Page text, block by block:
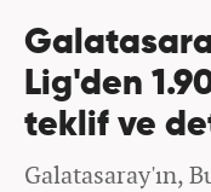
Lig'den
teklif ve
Galatasaray'ın,